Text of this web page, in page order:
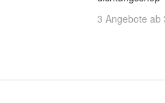
3 Angebote ab